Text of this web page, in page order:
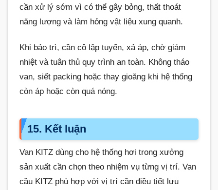
cần xử lý sớm vì có thể gây bỏng, thất thoát
năng lượng và làm hỏng vật liệu xung quanh.
Khi bảo trì, cần cô lập tuyến, xả áp, chờ giảm
nhiệt và tuân thủ quy trình an toàn. Không tháo
van, siết packing hoặc thay gioăng khi hệ thống
còn áp hoặc còn quá nóng.
15. Kết luận
Van KITZ dùng cho hệ thống hơi trong xưởng
sản xuất cần chọn theo nhiệm vụ từng vị trí. Van
cầu KITZ phù hợp với vị trí cần điều tiết lưu